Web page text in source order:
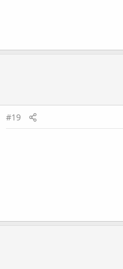
#19